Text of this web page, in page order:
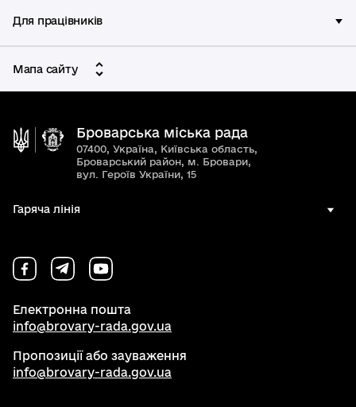
Для працівників
Мапа сайту
Броварська міська рада
07400, Україна, Київська область,
Броварський район, м. Бровари,
вул. Героїв України, 15
Гаряча лінія
Електронна пошта
info@brovary-rada.gov.ua
Пропозиції або зауваження
info@brovary-rada.gov.ua